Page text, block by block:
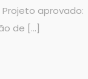
aprovado:
de […]